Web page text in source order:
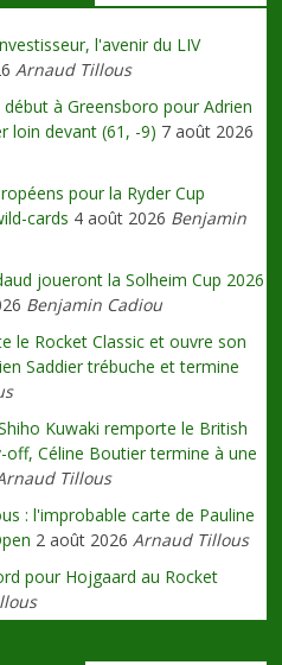
l'avenir du LIV
Arnaud Tillous
à Greensboro pour Adrien
loin devant (61, -9) 7 août 2026
pour la Ryder Cup
cards 4 août 2026 Benjamin
joueront la Solheim Cup 2026
Benjamin Cadiou
le Rocket Classic et ouvre son
Saddier trébuche et termine
Kuwaki remporte le British
Céline Boutier termine à une
Tillous
: l'improbable carte de Pauline
2 août 2026 Arnaud Tillous
pour Hojgaard au Rocket